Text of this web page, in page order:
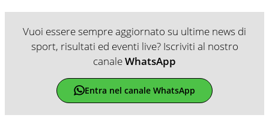
Vuoi essere sempre aggiornato su ultime news di
sport, risultati ed eventi live? Iscriviti al nostro
canaleWhatsApp
Entra nel canale WhatsApp